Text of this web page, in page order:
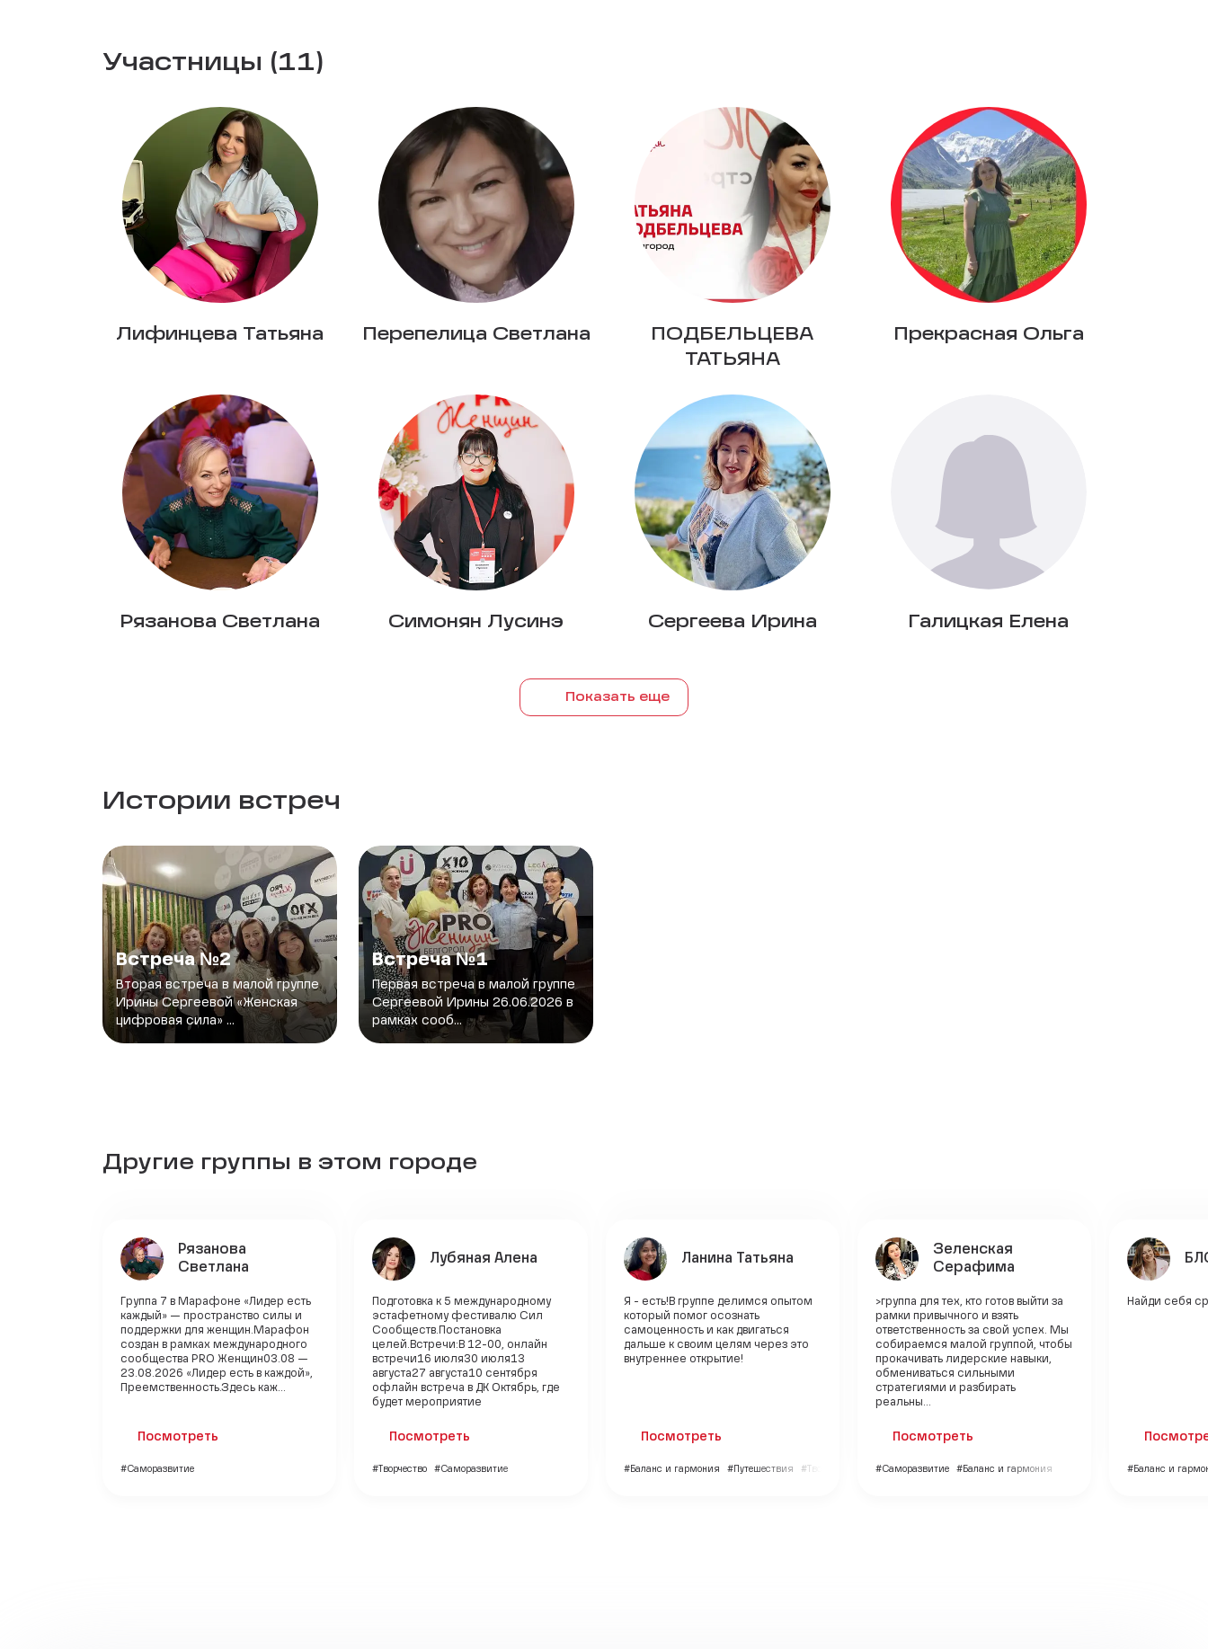
Участницы (11)
Лифинцева Татьяна Перепелица Светлана
ПОДБЕЛЬЦЕВА
ТАТЬЯНА
Прекрасная Ольга
Рязанова Светлана Симонян Лусинэ Сергеева Ирина Галицкая Елена
Показать еще
Истории встреч
Встреча №2
Вторая встреча в малой группе
Ирины Сергеевой «Женская
цифровая сила» ...
Встреча №1
Первая встреча в малой группе
Сергеевой Ирины 26.06.2026 в
рамках сооб...
Другие группы в этом городе
Рязанова
Светлана
Группа 7 в Марафоне «Лидер есть
каждый» — пространство силы и
поддержки для женщин.Марафон
создан в рамках международного
сообщества PRO Женщин03.08 —
23.08.2026 «Лидер есть в каждой»,
Преемственность.Здесь каж...
Посмотреть
#Саморазвитие
Лубяная Алена
Подготовка к 5 международному
эстафетному фестивалю Сил
Сообществ.Постановка
целей.Встречи:В 12-00, онлайн
встречи16 июля30 июля13
августа27 августа10 сентября
офлайн встреча в ДК Октябрь, где
будет мероприятие
Посмотреть
#Творчество #Саморазвитие
Ланина Татьяна
Я - есть!В группе делимся опытом
который помог осознать
самоценность и как двигаться
дальше к своим целям через это
внутреннее открытие!
Посмотреть
#Баланс и гармония #Путешествия #Творчество
Зеленская
Серафима
>группа для тех, кто готов выйти за
рамки привычного и взять
ответственность за свой успех. Мы
собираемся малой группой, чтобы
прокачивать лидерские навыки,
обмениваться сильными
стратегиями и разбирать
реальны...
Посмотреть
#Саморазвитие #Баланс и гармония
Найди себя
#Баланс и